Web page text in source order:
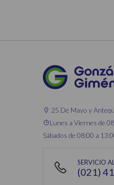
25 De Mayo y
Lunes a Viernes de
Sábados de 08:00 a
SERVICIO
(021)